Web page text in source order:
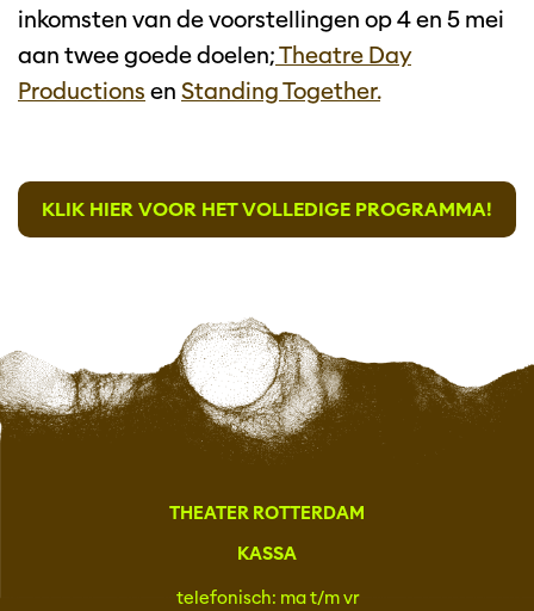
inkomsten van de voorstellingen op 4 en 5 mei
aan twee goede doelen;Theatre Day
Productions en Standing Together.
KLIK HIER VOOR HET VOLLEDIGE PROGRAMMA!
THEATER ROTTERDAM
KASSA
telefonisch: ma t/m vr